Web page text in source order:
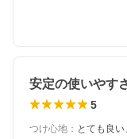
安定の使いやす
5
つけ心地 ： とても良い